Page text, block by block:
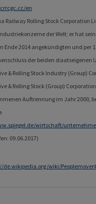
en
Railway Rolling Stock
der Welt; er hat
Ende 2014 angekündigten und
der beiden staatseigenen
& Rolling Stock Industry (Group)
& Rolling Stock (Group)
Auftrennung im Jahr 2000,
wirtschaft/
09.06.2017)
de.wikipedia.org/wiki/